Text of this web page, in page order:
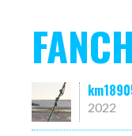
2022